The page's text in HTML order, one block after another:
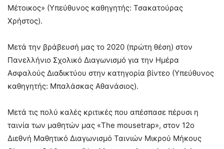
Μέτοικος» (Υπεύθυνος καθηγητής: Τσακατούρας
Χρήστος).
Μετά την βράβευσή μας το 2020 (πρώτη θέση) στον
Πανελλήνιο Σχολικό Διαγωνισμό για την Ημέρα
Ασφαλούς Διαδικτύου στην κατηγορία βίντεο (Υπεύθυνος
καθηγητής: Μπαλάσκας Αθανάσιος).
Μετά τις πολύ καλές κριτικές που απέσπασε πέρυσι η
ταινία των μαθητών μας «The mousetrap», στον 12ο
Διεθνή Μαθητικό Διαγωνισμό Ταινιών Μικρού Μήκους